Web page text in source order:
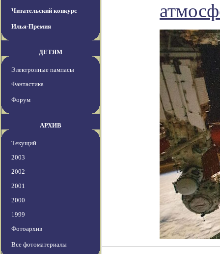
Читательский конкурс
Илья-Премия
ДЕТЯМ
Электронные пампасы
Фантастика
Форум
АРХИВ
Текущий
2003
2002
2001
2000
1999
Фотоархив
Все фотоматериалы